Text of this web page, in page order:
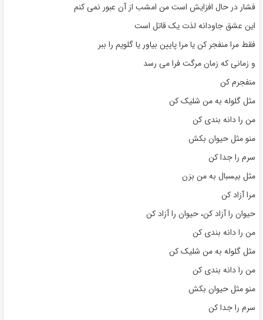
فشار در حال افزایش است من امشب از آن عبور نمی کنم
این عشق جاودانه لذت یک قاتل است
فقط مرا منفجر کن یا مرا پایین بیاور یا گلویم را ببر
و زمانی که زمان مرگت فرا می رسد
منفجرم کن
مثل گلوله به من شلیک کن
من را دانه بندی کن
منو مثل حیوان بکش
سرم را جدا کن
مثل بیسبال به من بزن
مرا آزاد کن
حیوان را آزاد کن، حیوان را آزاد کن
من را دانه بندی کن
مثل گلوله به من شلیک کن
من را دانه بندی کن
منو مثل حیوان بکش
سرم را جدا کن